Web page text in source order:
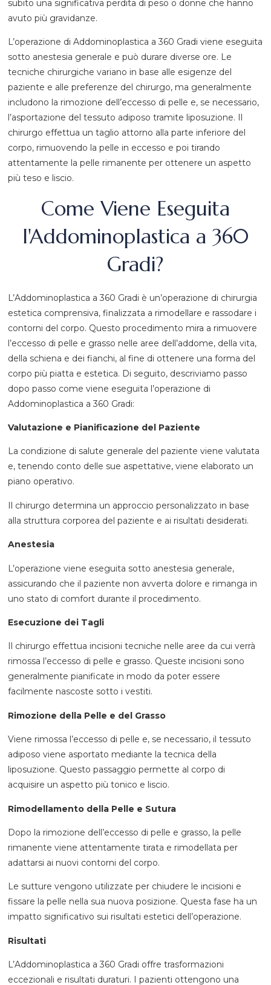
subito una significativa perdita di peso o donne che hanno
avuto più gravidanze.
L’operazione di Addominoplastica a 360 Gradi viene eseguita
sotto anestesia generale e può durare diverse ore. Le
tecniche chirurgiche variano in base alle esigenze del
paziente e alle preferenze del chirurgo, ma generalmente
includono la rimozione dell’eccesso di pelle e, se necessario,
l’asportazione del tessuto adiposo tramite liposuzione. Il
chirurgo effettua un taglio attorno alla parte inferiore del
corpo, rimuovendo la pelle in eccesso e poi tirando
attentamente la pelle rimanente per ottenere un aspetto
più teso e liscio.
Come Viene Eseguita
l'Addominoplastica a 360
Gradi?
L’Addominoplastica a 360 Gradi è un’operazione di chirurgia
estetica comprensiva, finalizzata a rimodellare e rassodare i
contorni del corpo. Questo procedimento mira a rimuovere
l’eccesso di pelle e grasso nelle aree dell’addome, della vita,
della schiena e dei fianchi, al fine di ottenere una forma del
corpo più piatta e estetica. Di seguito, descriviamo passo
dopo passo come viene eseguita l’operazione di
Addominoplastica a 360 Gradi:
Valutazione e Pianificazione del Paziente
La condizione di salute generale del paziente viene valutata
e, tenendo conto delle sue aspettative, viene elaborato un
piano operativo.
Il chirurgo determina un approccio personalizzato in base
alla struttura corporea del paziente e ai risultati desiderati.
Anestesia
L’operazione viene eseguita sotto anestesia generale,
assicurando che il paziente non avverta dolore e rimanga in
uno stato di comfort durante il procedimento.
Esecuzione dei Tagli
Il chirurgo effettua incisioni tecniche nelle aree da cui verrà
rimossa l’eccesso di pelle e grasso. Queste incisioni sono
generalmente pianificate in modo da poter essere
facilmente nascoste sotto i vestiti.
Rimozione della Pelle e del Grasso
Viene rimossa l’eccesso di pelle e, se necessario, il tessuto
adiposo viene asportato mediante la tecnica della
liposuzione. Questo passaggio permette al corpo di
acquisire un aspetto più tonico e liscio.
Rimodellamento della Pelle e Sutura
Dopo la rimozione dell’eccesso di pelle e grasso, la pelle
rimanente viene attentamente tirata e rimodellata per
adattarsi ai nuovi contorni del corpo.
Le sutture vengono utilizzate per chiudere le incisioni e
fissare la pelle nella sua nuova posizione. Questa fase ha un
impatto significativo sui risultati estetici dell’operazione.
Risultati
L’Addominoplastica a 360 Gradi offre trasformazioni
eccezionali e risultati duraturi. I pazienti ottengono una